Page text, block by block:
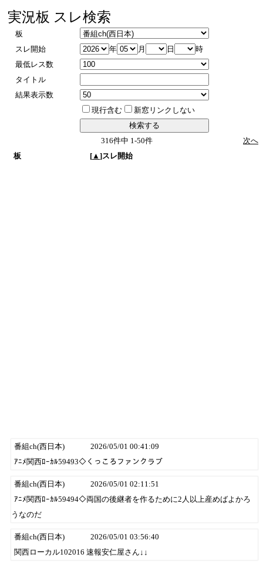
実況板 スレ検索
板
スレ開始
年 月 日
時
最低レス数
タイトル
結果表示数
現行含む
新窓リンクしない
316件中 1-50件
次へ
板
[▲ ]スレ開始
番組ch(西日本)
2026/05/01 00:41:09
ｱﾆﾒ関西ﾛｰｶﾙ59493◇くっころファンクラブ
番組ch(西日本)
2026/05/01 02:11:51
ｱﾆﾒ関西ﾛｰｶﾙ59494◇両国の後継者を作るために2人以上産めばよかろ
うなのだ
番組ch(西日本)
2026/05/01 03:56:40
関西ローカル102016 速報安仁屋さん↓↓